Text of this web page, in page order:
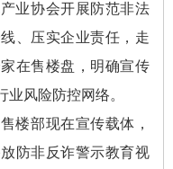
业协会开展防范非法
、压实企业责任，走
在售楼盘，明确宣传
风险防控网络。
楼部现在宣传载体，
防非反诈警示教育视